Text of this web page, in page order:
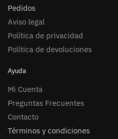
Pedidos
Aviso legal
Política de privacidad
Política de devoluciones
Ayuda
Mi Cuenta
Preguntas Frecuentes
Contacto
Términos y condiciones